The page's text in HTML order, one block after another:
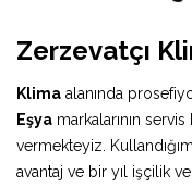
Zerzevatçı
Klima alanında
Eşya markalarının
vermekteyiz.
avantaj ve bir yıl işçilik